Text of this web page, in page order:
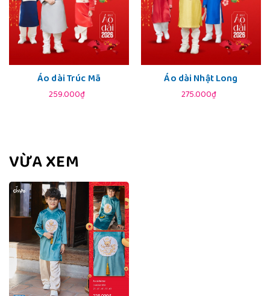
Áo dài Trúc Mã
259.000₫
Áo dài Nhật Long
275.000₫
VỪA XEM